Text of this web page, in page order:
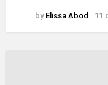
by Elissa Abod 11